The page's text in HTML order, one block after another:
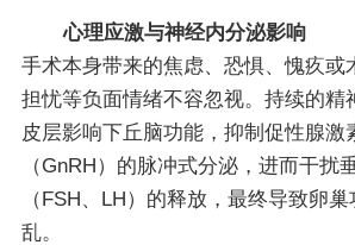
心理应激与神经内分泌影响
手术本身带来的焦虑、恐惧、愧疚或
担忧等负面情绪不容忽视。持续的精
皮层影响下丘脑功能，抑制促性腺激
（GnRH）的脉冲式分泌，进而干扰
（FSH、LH）的释放，最终导致卵
乱。